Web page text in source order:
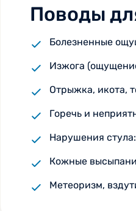
Поводы
Болезненные
Изжога
Отрыжка, икота,
Горечь и
Нарушения
Кожные
Метеоризм,